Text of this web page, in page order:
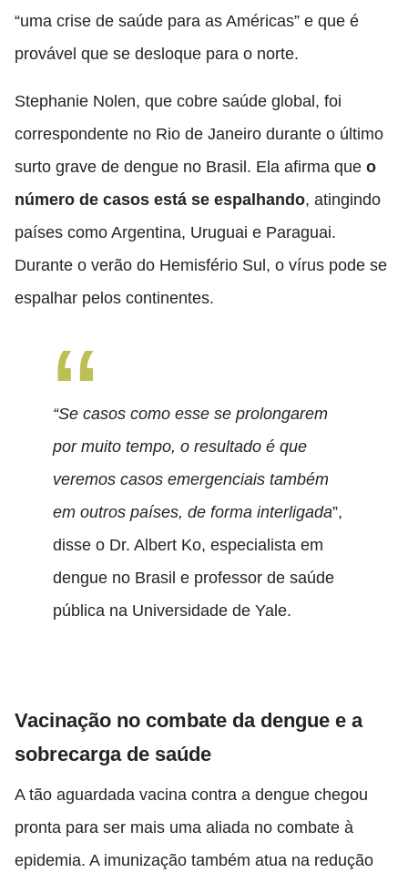
“uma crise de saúde para as Américas” e que é
provável que se desloque para o norte.
Stephanie Nolen, que cobre saúde global, foi
correspondente no Rio de Janeiro durante o último
surto grave de dengue no Brasil. Ela afirma que o
número de casos está se espalhando, atingindo
países como Argentina, Uruguai e Paraguai.
Durante o verão do Hemisfério Sul, o vírus pode se
espalhar pelos continentes.
“Se casos como esse se prolongarem
por muito tempo, o resultado é que
veremos casos emergenciais também
em outros países, de forma interligada”,
disse o Dr. Albert Ko, especialista em
dengue no Brasil e professor de saúde
pública na Universidade de Yale.
Vacinação no combate da dengue e a
sobrecarga de saúde
A tão aguardada vacina contra a dengue chegou
pronta para ser mais uma aliada no combate à
epidemia. A imunização também atua na redução